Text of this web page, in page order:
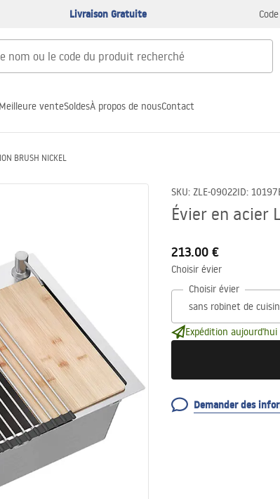
Livraison Gratuite
Meilleure venteSoldesÀ propos de nousContact
BRUSH NICKEL
SKU: ZLE-09022ID: 10197
Évier en acier
213.00 €
Choisir évier
Choisir évier
Expédition aujourd'hui
Demander des